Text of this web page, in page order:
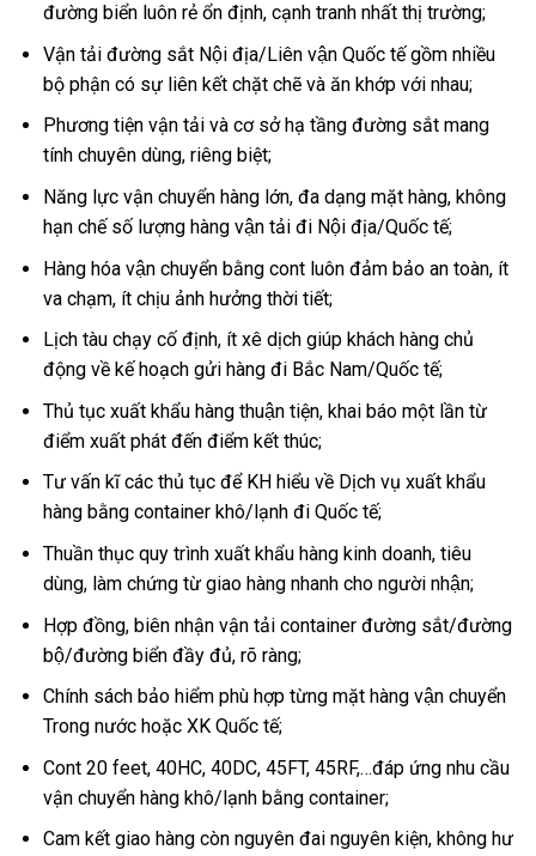
đường biển luôn rẻ ổn định, cạnh tranh nhất thị trường;
Vận tải đường sắt Nội địa/Liên vận Quốc tế gồm nhiều
bộ phận có sự liên kết chặt chẽ và ăn khớp với nhau;
Phương tiện vận tải và cơ sở hạ tầng đường sắt mang
tính chuyên dùng, riêng biệt;
Năng lực vận chuyển hàng lớn, đa dạng mặt hàng, không
hạn chế số lượng hàng vận tải đi Nội địa/Quốc tế;
Hàng hóa vận chuyển bằng cont luôn đảm bảo an toàn, ít
va chạm, ít chịu ảnh hưởng thời tiết;
Lịch tàu chạy cố định, ít xê dịch giúp khách hàng chủ
động về kế hoạch gửi hàng đi Bắc Nam/Quốc tế;
Thủ tục xuất khẩu hàng thuận tiện, khai báo một lần từ
điểm xuất phát đến điểm kết thúc;
Tư vấn kĩ các thủ tục để KH hiểu về Dịch vụ xuất khẩu
hàng bằng container khô/lạnh đi Quốc tế;
Thuần thục quy trình xuất khẩu hàng kinh doanh, tiêu
dùng, làm chứng từ giao hàng nhanh cho người nhận;
Hợp đồng, biên nhận vận tải container đường sắt/đường
bộ/đường biển đầy đủ, rõ ràng;
Chính sách bảo hiểm phù hợp từng mặt hàng vận chuyển
Trong nước hoặc XK Quốc tế;
Cont 20 feet, 40HC, 40DC, 45FT, 45RF,…đáp ứng nhu cầu
vận chuyển hàng khô/lạnh bằng container;
Cam kết giao hàng còn nguyên đai nguyên kiện, không hư